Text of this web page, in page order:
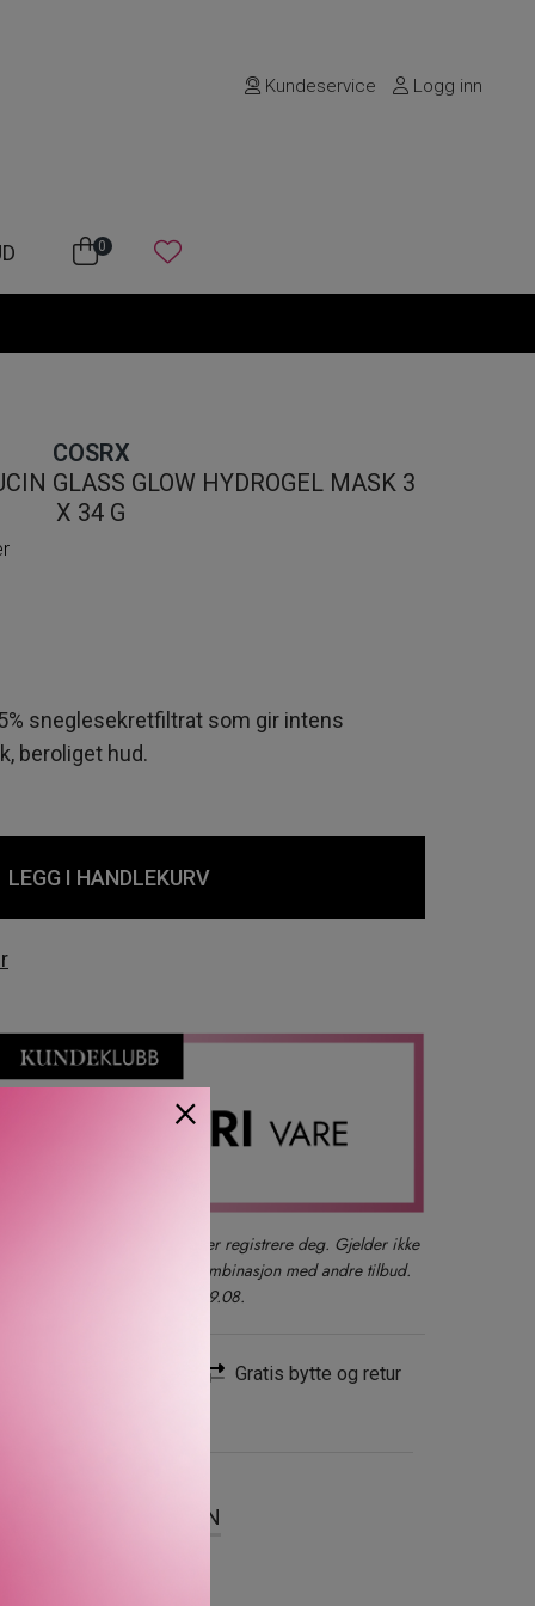
Kundeservice Logg inn
0
COSRX
GLASS GLOW HYDROGEL MASK 3
X 34 G
sneglesekretfiltrat som gir intens
beroliget hud.
LEGG I HANDLEKURV
du også kan logge inn eller registrere deg. Gjelder ikke
produkter, gavesett eller i kombinasjon med andre tilbud.
ett kjøp per kunde t.o.m. 09.08.
Gratis bytte og retur
OM MERKEVAREN
med Snail 25%
×